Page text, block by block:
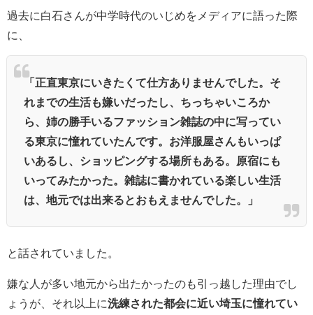
過去に白石さんが中学時代のいじめをメディアに語った際
に、
「正直東京にいきたくて仕方ありませんでした。 そ
れまでの生活も嫌いだったし、ちっちゃいころか
ら、姉の勝手いるファッション雑誌の中に写ってい
る東京に憧れていたんです。お洋服屋さんもいっぱ
いあるし、ショッピングする場所もある。原宿にも
いってみたかった。雑誌に書かれている楽しい生活
は、地元では出来るとおもえませんでした。」
と話されていました。
嫌な人が多い地元から出たかったのも引っ越した理由でし
ょうが、それ以上に洗練された都会に近い埼玉に憧れてい